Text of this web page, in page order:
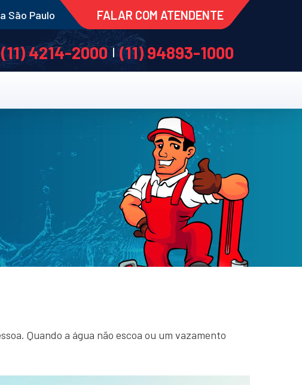
São Paulo FALAR COM ATENDENTE
(11) 4214-2000|(11) 94893-1000
Quando a água não escoa ou um vazamento